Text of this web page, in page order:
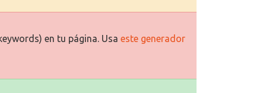
en tu página. Usa este generador